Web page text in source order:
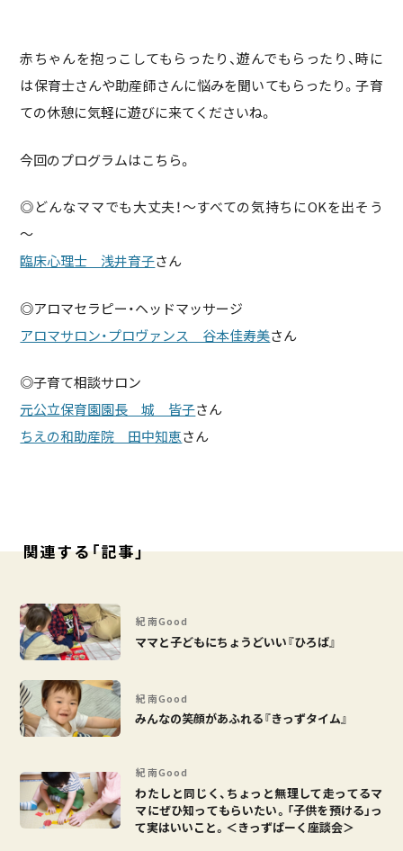
赤ちゃんを抱っこしてもらったり、遊んでもらったり、時に
は保育士さんや助産師さんに悩みを聞いてもらったり。子育
ての休憩に気軽に遊びに来てくださいね。
今回のプログラムはこちら。
◎どんなママでも大丈夫！～すべての気持ちにOKを出そう
～
臨床心理士 浅井育子さん
◎アロマセラピー・ヘッドマッサージ
アロマサロン・プロヴァンス 谷本佳寿美さん
◎子育て相談サロン
元公立保育園園長 城 皆子さん
ちえの和助産院 田中知恵さん
関連する「記事」
紀南Good
ママと子どもにちょうどいい『ひろば』
紀南Good
みんなの笑顔があふれる『きっずタイム』
紀南Good
わたしと同じく、ちょっと無理して走ってるマ
マにぜひ知ってもらいたい。「子供を預ける」っ
て実はいいこと。＜きっずぱーく座談会＞